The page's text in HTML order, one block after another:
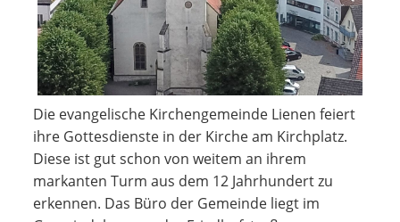
Die evangelische Kirchengemeinde Lienen feiert
ihre Gottesdienste in der Kirche am Kirchplatz.
Diese ist gut schon von weitem an ihrem
markanten Turm aus dem 12 Jahrhundert zu
erkennen. Das Büro der Gemeinde liegt im